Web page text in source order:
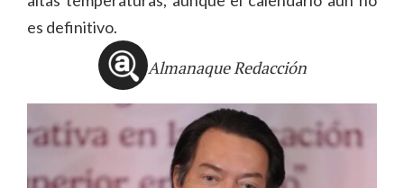
es definitivo.
Almanaque Redacción